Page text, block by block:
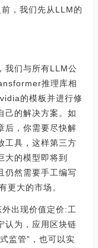
，我们先从LLM的
我们与所有LLM公
推理库相
的模板并进行修
己的解决方案。如
后，你需要尽快解
工具，这样第三方
大的模型即将到
仍然需要手工编写
更大的市场。
出现价值定价:工
认为，应用区块链
监管”，也可以实